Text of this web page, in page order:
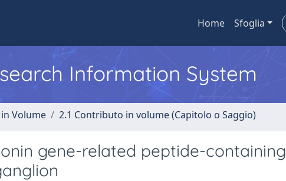
Home Sfoglia
Information System
Volume 2.1 Contributo in volume (Capitolo o Saggio)
gene-related peptide-containing